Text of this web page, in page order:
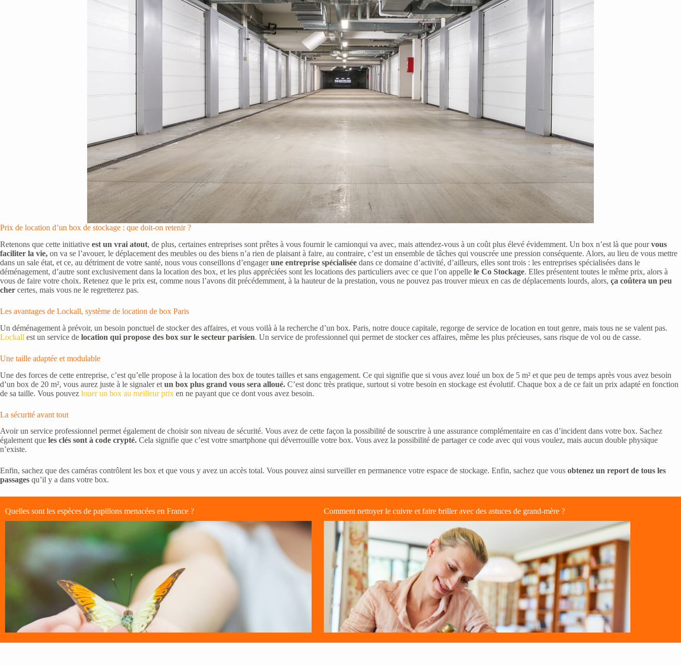
Prix de location d’un box de stockage : que doit-on retenir ?
Retenons que cette initiative est un vrai atout, de plus, certaines entreprises sont prêtes à vous fournir le camionqui va avec, mais attendez-vous à un coût plus élevé évidemment. Un box n’est là que pourvous
faciliter la vie, on va se l’avouer, le déplacement des meubles ou des biens n’a rien de plaisant à faire, au contraire, c’est un ensemble de tâches qui vouscrée une pression conséquente. Alors, au lieu de vous mettre
dans un sale état, et ce, au détriment de votre santé, nous vous conseillons d’engagerune entreprise spécialisée dans ce domaine d’activité, d’ailleurs, elles sont trois : les entreprises spécialisées dans le
déménagement, d’autre sont exclusivement dans la location des box, et les plus appréciées sont les locations des particuliers avec ce que l’on appelle le Co Stockage. Elles présentent toutes le même prix, alors à
vous de faire votre choix. Retenez que le prix est, comme nous l’avons dit précédemment, à la hauteur de la prestation, vous ne pouvez pas trouver mieux en cas de déplacements lourds, alors, ça coûtera un peu
cher certes, mais vous ne le regretterez pas.
Les avantages de Lockall, système de location de box Paris
Un déménagement à prévoir, un besoin ponctuel de stocker des affaires, et vous voilà à la recherche d’un box. Paris, notre douce capitale, regorge de service de location en tout genre, mais tous ne se valent pas.
Lockall est un service de location qui propose des box sur le secteur parisien. Un service de professionnel qui permet de stocker ces affaires, même les plus précieuses, sans risque de vol ou de casse.
Une taille adaptée et modulable
Une des forces de cette entreprise, c’est qu’elle propose à la location des box de toutes tailles et sans engagement. Ce qui signifie que si vous avez loué un box de 5 m² et que peu de temps après vous avez besoin
d’un box de 20 m², vous aurez juste à le signaler et un box plus grand vous sera alloué. C’est donc très pratique, surtout si votre besoin en stockage est évolutif. Chaque box a de ce fait un prix adapté en fonction
de sa taille. Vous pouvez louer un box au meilleur prix en ne payant que ce dont vous avez besoin.
La sécurité avant tout
Avoir un service professionnel permet également de choisir son niveau de sécurité. Vous avez de cette façon la possibilité de souscrire à une assurance complémentaire en cas d’incident dans votre box. Sachez
également que les clés sont à code crypté. Cela signifie que c’est votre smartphone qui déverrouille votre box. Vous avez la possibilité de partager ce code avec qui vous voulez, mais aucun double physique
n’existe.
Enfin, sachez que des caméras contrôlent les box et que vous y avez un accès total. Vous pouvez ainsi surveiller en permanence votre espace de stockage. Enfin, sachez que vous obtenez un report de tous les
passages qu’il y a dans votre box.
Quelles sont les espèces de papillons menacées en France ? Comment nettoyer le cuivre et faire briller avec des astuces de grand-mère ?